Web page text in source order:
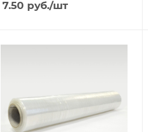
7.50 руб./шт